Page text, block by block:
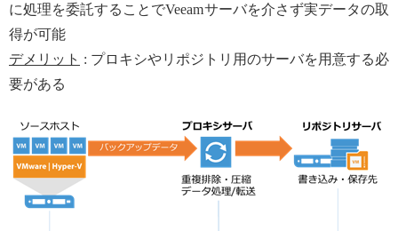
に処理を委託することでVeeamサーバを介さず実データの取
得が可能
デメリット : プロキシやリポジトリ用のサーバを用意する必
要がある